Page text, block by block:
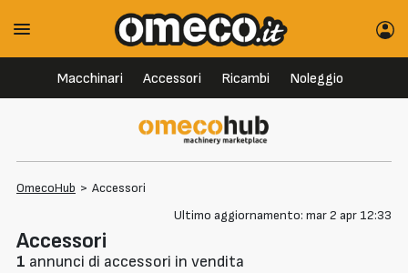
Macchinari Accessori Ricambi Noleggio
OmecoHub > Accessori
Ultimo aggiornamento: mar 2 apr 12:33
Accessori
1 annunci di accessori in vendita